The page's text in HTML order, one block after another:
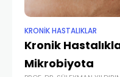
KRONİK HASTALIKLAR
Kronik
Mikrobiyota